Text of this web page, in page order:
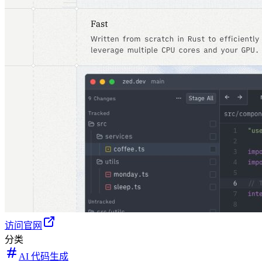
访问官网
分类
AI 代码生成